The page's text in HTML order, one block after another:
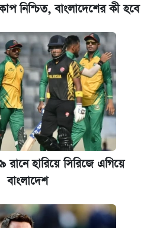
নিশ্চিত, বাংলাদেশের কী হবে
রানে হারিয়ে সিরিজে এগিয়ে
বাংলাদেশ